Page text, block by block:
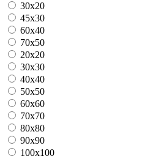
30x20
45x30
60x40
70x50
20x20
30x30
40x40
50x50
60x60
70x70
80x80
90x90
100x100